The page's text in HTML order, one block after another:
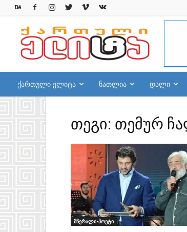
qelite.info
ქართული ელიტა ნათლია დალი
თეგი: თემურ
მწერალი-პოეტი